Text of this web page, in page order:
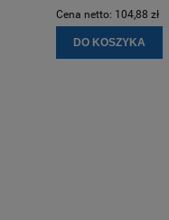
Cena netto: 104,88 zł
DO KOSZYKA